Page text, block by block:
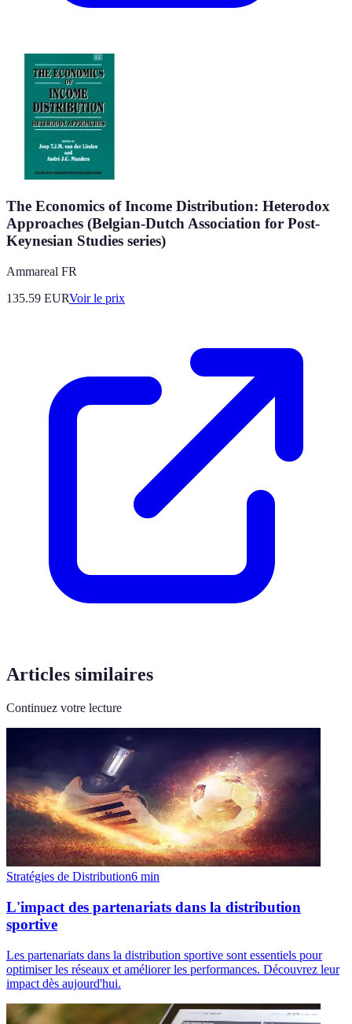
The Economics of Income Distribution: Heterodox
Approaches (Belgian-Dutch Association for Post-
Keynesian Studies series)
Ammareal FR
135.59 EURVoir le prix
Articles similaires
Continuez votre lecture
Stratégies de Distribution6 min
L'impact des partenariats dans la distribution
sportive
Les partenariats dans la distribution sportive sont essentiels pour
optimiser les réseaux et améliorer les performances. Découvrez leur
impact dès aujourd'hui.